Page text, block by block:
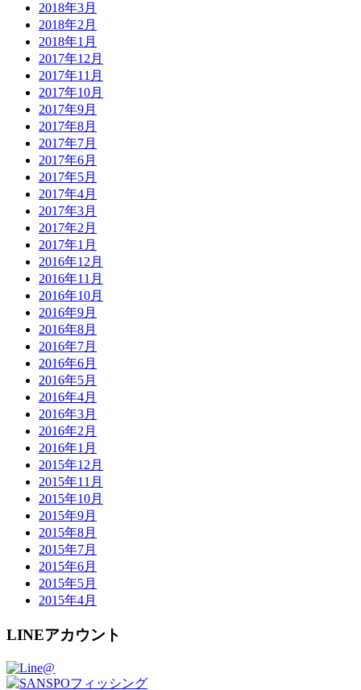
2018年3月
2018年2月
2018年1月
2017年12月
2017年11月
2017年10月
2017年9月
2017年8月
2017年7月
2017年6月
2017年5月
2017年4月
2017年3月
2017年2月
2017年1月
2016年12月
2016年11月
2016年10月
2016年9月
2016年8月
2016年7月
2016年6月
2016年5月
2016年4月
2016年3月
2016年2月
2016年1月
2015年12月
2015年11月
2015年10月
2015年9月
2015年8月
2015年7月
2015年6月
2015年5月
2015年4月
LINEアカウント